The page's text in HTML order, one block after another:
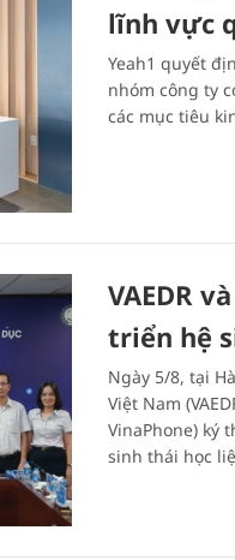
lĩnh vực
Yeah1 quyết
nhóm công ty
các mục tiêu
VAEDR
triển hệ
Ngày 5/8, tại
Việt Nam
VinaPhone) ký
sinh thái học